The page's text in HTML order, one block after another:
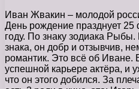
Иван Жвакин – молодой
День рождение празднует
году. По знаку зодиака Рыбы.
знака, он добр и отзывчив,
романтик. Это всё об Иване.
успешной карьере актёра, и
что он этого добился. За